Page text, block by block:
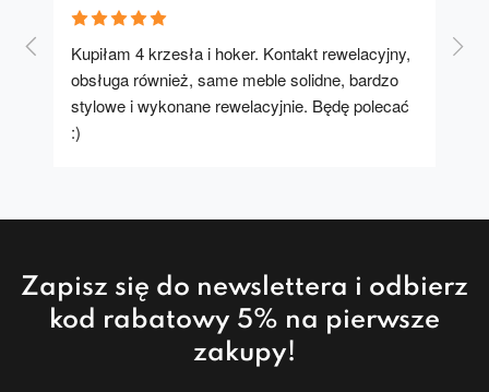
Kupiłam 4 krzesła i hoker. Kontakt rewelacyjny,
obsługa również, same meble solidne, bardzo
stylowe i wykonane rewelacyjnie. Będę polecać
:)
A
Zapisz się do newslettera i odbierz
kod rabatowy 5% na pierwsze
zakupy!